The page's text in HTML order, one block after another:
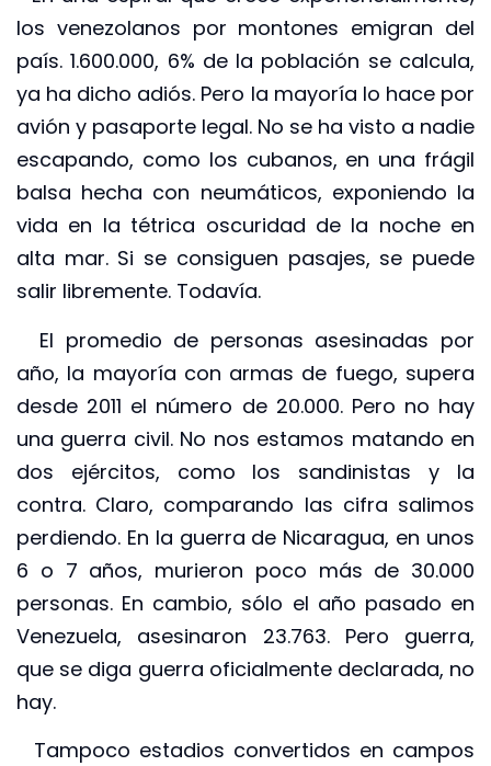
los venezolanos por montones emigran del
país. 1.600.000, 6% de la población se calcula,
ya ha dicho adiós. Pero la mayoría lo hace por
avión y pasaporte legal. No se ha visto a nadie
escapando, como los cubanos, en una frágil
balsa hecha con neumáticos, exponiendo la
vida en la tétrica oscuridad de la noche en
alta mar. Si se consiguen pasajes, se puede
salir libremente. Todavía.
El promedio de personas asesinadas por
año, la mayoría con armas de fuego, supera
desde 2011 el número de 20.000. Pero no hay
una guerra civil. No nos estamos matando en
dos ejércitos, como los sandinistas y la
contra. Claro, comparando las cifra salimos
perdiendo. En la guerra de Nicaragua, en unos
6 o 7 años, murieron poco más de 30.000
personas. En cambio, sólo el año pasado en
Venezuela, asesinaron 23.763. Pero guerra,
que se diga guerra oficialmente declarada, no
hay.
Tampoco estadios convertidos en campos